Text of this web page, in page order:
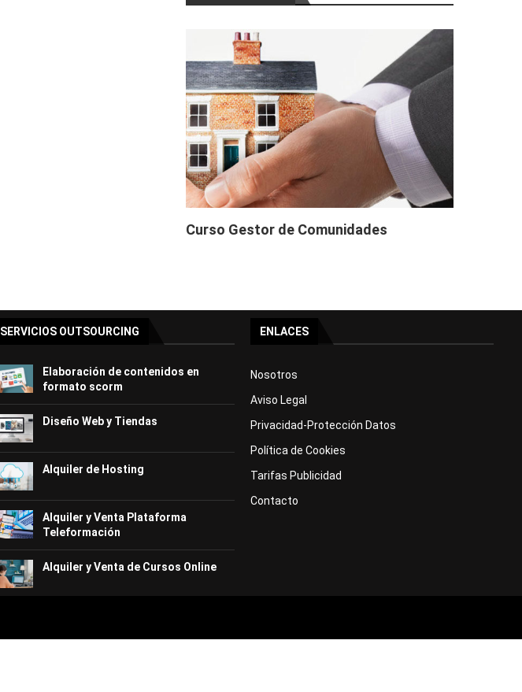
Curso Gestor de Comunidades
SERVICIOS OUTSOURCING
Elaboración de contenidos en
formato scorm
Diseño Web y Tiendas
Alquiler de Hosting
Alquiler y Venta Plataforma
Teleformación
Alquiler y Venta de Cursos Online
ENLACES
Nosotros
Aviso Legal
Privacidad-Protección Datos
Política de Cookies
Tarifas Publicidad
Contacto